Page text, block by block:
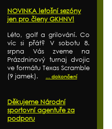
NOVINKA letošní sezóny
jen pro členy GKHNV!
Léto, golf a grilování. Co
víc si přát? V sobotu 8.
srpna Vás zveme na
Prázdninový turnaj dvojic
ve formátu Texas Scramble
(9 jamek).
... dokončení
Děkujeme Národní
sportovní agentuře za
podporu